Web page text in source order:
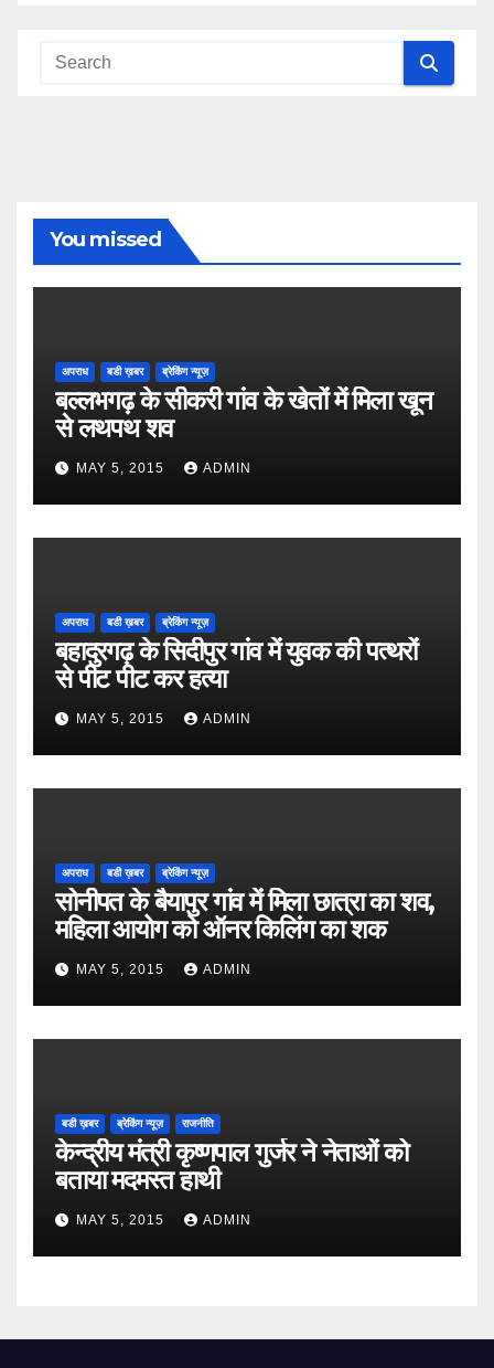
You missed
अपराध बडी ख़बर ब्रेकिंग न्यूज़
बल्लभगढ़ के सीकरी गांव के खेतों में मिला खून
से लथपथ शव
MAY 5, 2015 ADMIN
अपराध बडी ख़बर ब्रेकिंग न्यूज़
बहादुरगढ़ के सिदीपुर गांव में युवक की पत्थरों
से पीट पीट कर हत्या
MAY 5, 2015 ADMIN
अपराध बडी ख़बर ब्रेकिंग न्यूज़
सोनीपत के बैयापुर गांव में मिला छात्रा का शव,
महिला आयोग को ऑनर किलिंग का शक
MAY 5, 2015 ADMIN
बडी ख़बर ब्रेकिंग न्यूज़ राजनीति
केन्द्रीय मंत्री कृष्णपाल गुर्जर ने नेताओं को
बताया मदमस्त हाथी
MAY 5, 2015 ADMIN